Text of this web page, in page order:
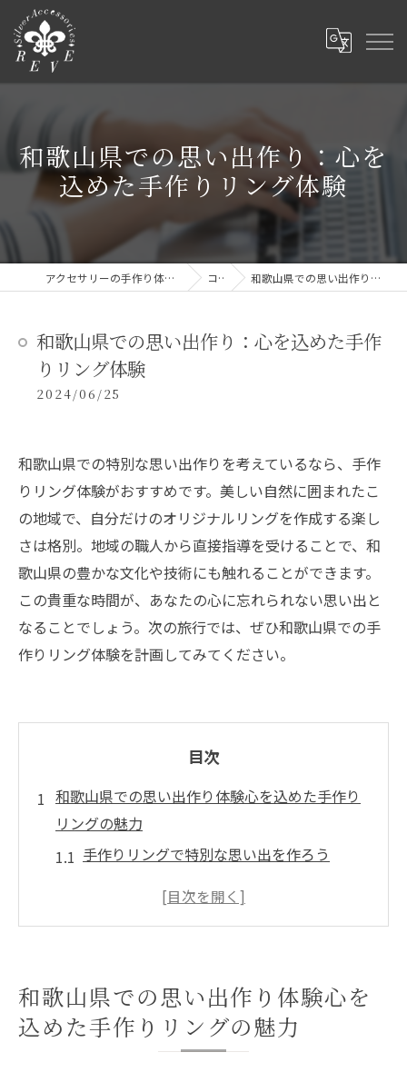
和歌山県での思い出作り：心を
込めた手作りリング体験
アクセサリーの手作り体験ならSilver Accessories REVE コラム 和歌山県での思い出作り：心を込めた手作りリング体験
和歌山県での思い出作り：心を込めた手作
りリング体験
2024/06/25
和歌山県での特別な思い出作りを考えているなら、手作
りリング体験がおすすめです。美しい自然に囲まれたこ
の地域で、自分だけのオリジナルリングを作成する楽し
さは格別。地域の職人から直接指導を受けることで、和
歌山県の豊かな文化や技術にも触れることができます。
この貴重な時間が、あなたの心に忘れられない思い出と
なることでしょう。次の旅行では、ぜひ和歌山県での手
作りリング体験を計画してみてください。
目次
和歌山県での思い出作り体験心を込めた手作り
リングの魅力
手作りリングで特別な思い出を作ろう
和歌山県の自然と調和するリングデザイン
リングに込める思い出と和歌山県の風景
心を込めた手作りリングで忘れられない瞬
和歌山県での思い出作り体験心を
込めた手作りリングの魅力